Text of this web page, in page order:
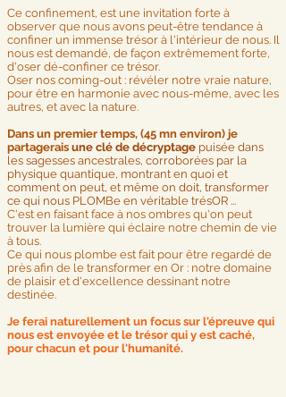
Ce confinement, est une invitation forte à
observer que nous avons peut-être tendance à
confiner un immense trésor à l'intérieur de nous. Il
nous est demandé, de façon extrêmement forte,
d'oser dé-confiner ce trésor.
Oser nos coming-out : révéler notre vraie nature,
pour être en harmonie avec nous-même, avec les
autres, et avec la nature.
Dans un premier temps, (45 mn environ) je
partagerais une clé de décryptage puisée dans
les sagesses ancestrales, corroborées par la
physique quantique, montrant en quoi et
comment on peut, et même on doit, transformer
ce qui nous PLOMBe en véritable trésOR ...
C'est en faisant face à nos ombres qu'on peut
trouver la lumière qui éclaire notre chemin de vie
à tous.
Ce qui nous plombe est fait pour être regardé de
près afin de le transformer en Or : notre domaine
de plaisir et d'excellence dessinant notre
destinée.
Je ferai naturellement un focus sur l'épreuve qui
nous est envoyée et le trésor qui y est caché,
pour chacun et pour l'humanité.